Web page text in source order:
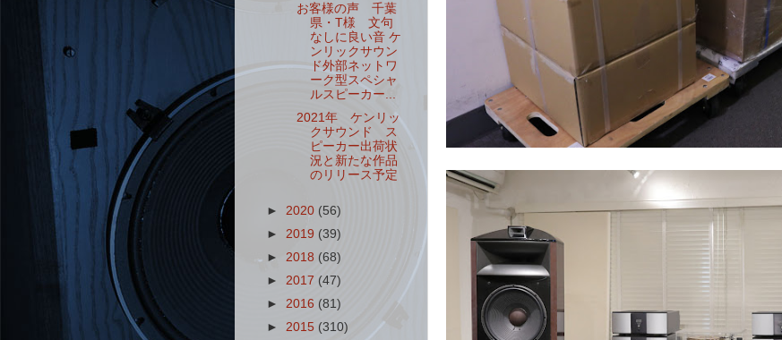
お客様の声 千葉
県・T様 文句
なしに良い音 ケ
ンリックサウン
ド外部ネットワ
ーク型スペシャ
ルスピーカー...
2021年 ケンリッ
クサウンド ス
ピーカー出荷状
況と新たな作品
のリリース予定
► 2020 (56)
► 2019 (39)
► 2018 (68)
► 2017 (47)
► 2016 (81)
► 2015 (310)